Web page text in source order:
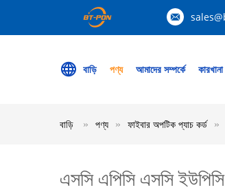
বাড়ি পণ্য আমাদের সম্পর্কে
বাড়ি পণ্য ফাইবার অপটিক প্যাচ কর্ড
এসসি এপিসি এসসি